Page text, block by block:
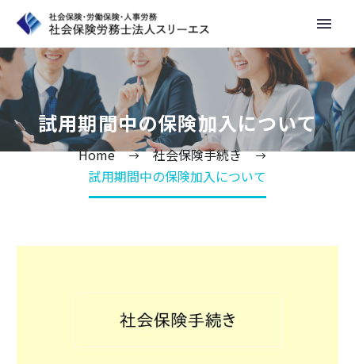
試用期間中の保険加入について
Home
社会保険手続き
試用期間中の保険加入について